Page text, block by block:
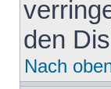
den
Nach